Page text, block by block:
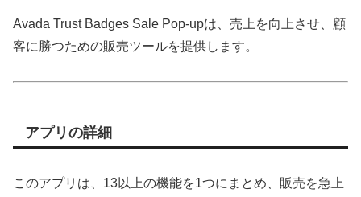
Avada Trust Badges Sale Pop-upは、売上を向上させ、顧
客に勝つための販売ツールを提供します。
アプリの詳細
このアプリは、13以上の機能を1つにまとめ、販売を急上